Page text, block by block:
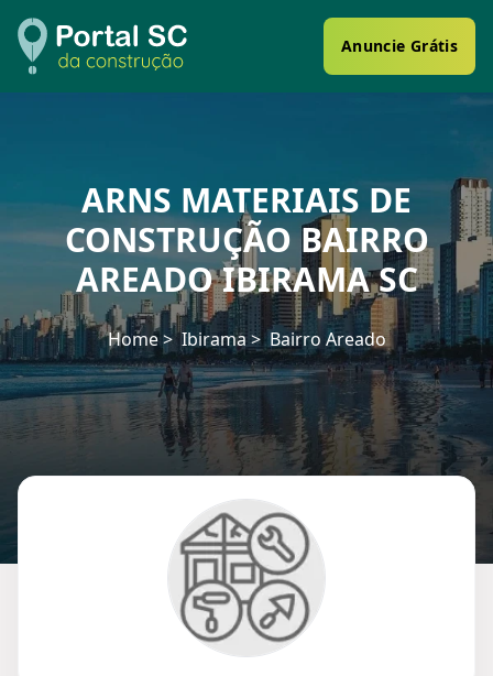
Anuncie Grátis
ARNS MATERIAIS DE
CONSTRUÇÃO BAIRRO
AREADO IBIRAMA SC
Home Ibirama Bairro Areado